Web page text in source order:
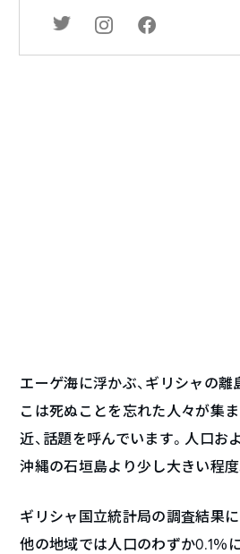
エーゲ海に浮かぶ、ギリシャの離
こは死ぬことを忘れた人々が集
近、話題を呼んでいます。人口お
沖縄の石垣島より少し大きい程度
ギリシャ国立統計局の調査結果
他の地域では人口のわずか0.1％